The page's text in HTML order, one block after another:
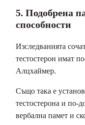
5. Подобрена
способности
Изследванията
тестостерон имат
Алцхаймер.
Също така е
тестостерона и по-
вербална памет и